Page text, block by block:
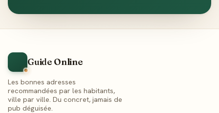
Guide Online
Les bonnes adresses
recommandées par les habitants,
ville par ville. Du concret, jamais de
pub déguisée.